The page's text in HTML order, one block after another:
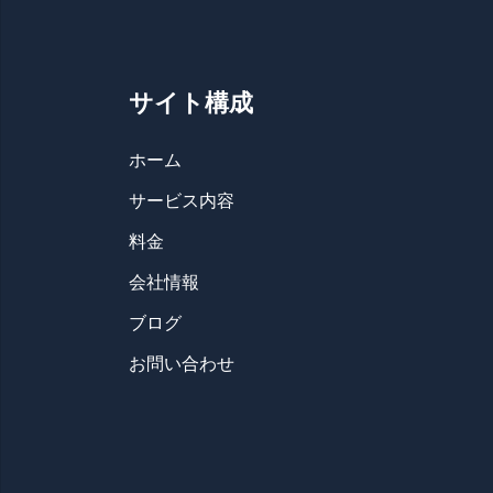
サイト構成
ホーム
サービス内容
料金
会社情報
ブログ
お問い合わせ